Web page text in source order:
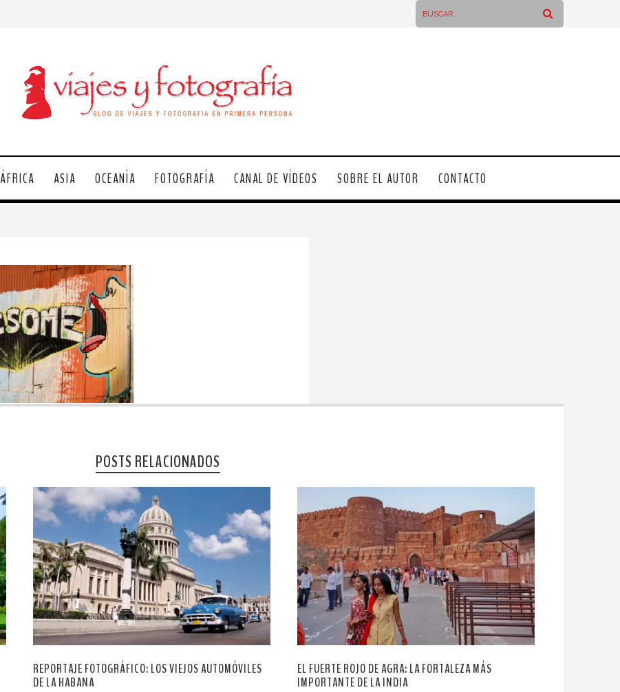
ÁFRICA ASIA OCEANÍA FOTOGRAFÍA CANAL DE VÍDEOS SOBRE EL AUTOR CONTACTO
POSTS RELACIONADOS
REPORTAJE FOTOGRÁFICO: LOS VIEJOS AUTOMÓVILES
DE LA HABANA
EL FUERTE ROJO DE AGRA: LA FORTALEZA MÁS
IMPORTANTE DE LA INDIA